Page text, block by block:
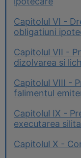
Capitolul VI -
obligatiuni
Capitolul VII -
dizolvarea si
Capitolul VIII -
falimentul
Capitolul IX -
executarea silita
Capitolul X -